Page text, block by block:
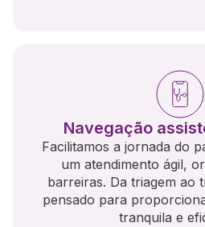
Navegação
Facilitamos a jornada do
um atendimento ágil,
barreiras. Da triagem ao
pensado para
tranquila e